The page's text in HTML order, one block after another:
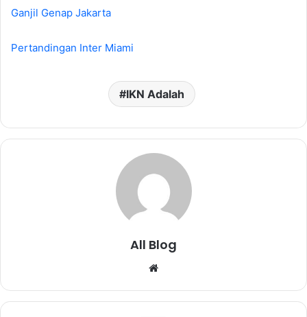
Ganjil Genap Jakarta
Pertandingan Inter Miami
IKN Adalah
All Blog
Website